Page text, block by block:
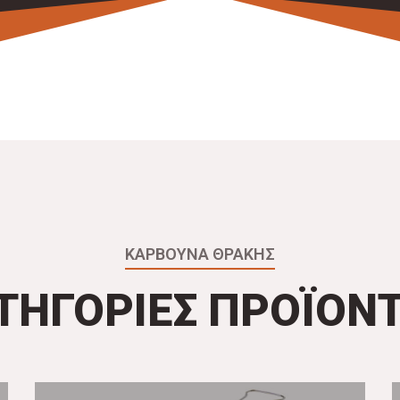
ΚΑΡΒΟΥΝΑ ΘΡΑΚΗΣ